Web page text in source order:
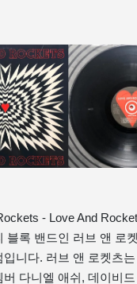
- Love And
블록 밴드인 러브 앤 로
입니다. 러브 앤 로켓츠
다니엘 애쉬, 데이비드